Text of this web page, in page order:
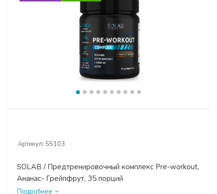
Артикул: 55103
SOLAB / Предтренировочный комплекс Pre-workout,
Ананас- Грейпфрут, 35 порций
Подробнее